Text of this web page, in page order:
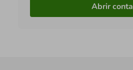
Abrir conta